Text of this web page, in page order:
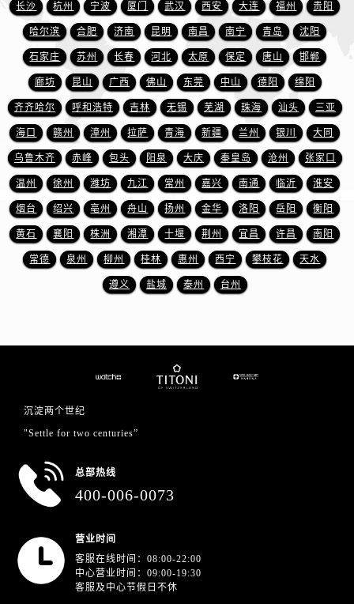
长沙 杭州 宁波 厦门 武汉 西安 大连 福州 贵阳
哈尔滨 合肥 济南 昆明 南昌 南宁 青岛 沈阳
石家庄 苏州 长春 河北 太原 保定 唐山 邯郸
廊坊 昆山 广西 佛山 东莞 中山 德阳 绵阳
齐齐哈尔 呼和浩特 吉林 无锡 芜湖 珠海 汕头 三亚
海口 赣州 漳州 拉萨 青海 新疆 兰州 银川 大同
乌鲁木齐 赤峰 包头 阳泉 大庆 秦皇岛 沧州 张家口
温州 徐州 潍坊 九江 常州 嘉兴 南通 临沂 淮安
烟台 绍兴 亳州 舟山 扬州 金华 洛阳 岳阳 衡阳
黄石 襄阳 株洲 湘潭 十堰 荆州 宜昌 许昌 南阳
常德 泉州 柳州 桂林 惠州 西宁 攀枝花 天水
遵义 盐城 泰州 台州
沉淀两个世纪
"Settle for two centuries”
总部热线
400-006-0073
营业时间
客服在线时间：08:00-22:00
中心营业时间：09:00-19:30
客服及中心节假日不休